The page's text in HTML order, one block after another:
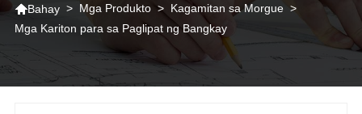
Bahay > Mga Produkto > Kagamitan sa Morgue >
Mga Kariton para sa Paglipat ng Bangkay